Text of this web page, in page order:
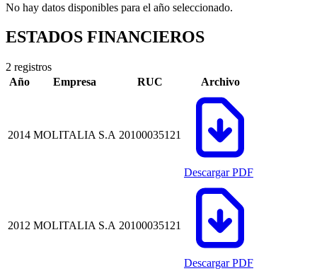
No hay datos disponibles para el año seleccionado.
ESTADOS FINANCIEROS
2 registros
Año
Empresa RUC Archivo
2014 MOLITALIA S.A 20100035121
Descargar PDF
2012 MOLITALIA S.A 20100035121
Descargar PDF